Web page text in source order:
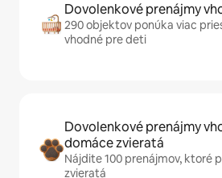
Dovolenkové prenájmy
290 objektov ponúka viac
vhodné pre deti
Dovolenkové prenájmy
domáce zvieratá
Nájdite 100 prenájmov, ktoré
zvieratá